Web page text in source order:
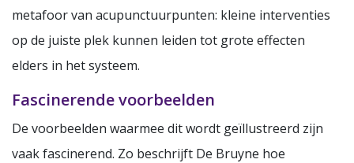
metafoor van acupunctuurpunten: kleine interventies
op de juiste plek kunnen leiden tot grote effecten
elders in het systeem.
Fascinerende voorbeelden
De voorbeelden waarmee dit wordt geïllustreerd zijn
vaak fascinerend. Zo beschrijft De Bruyne hoe